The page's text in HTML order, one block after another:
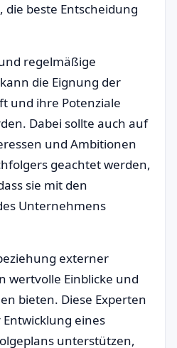
die beste Entscheidung
regelmäßige
die Eignung der
und ihre Potenziale
Dabei sollte auch auf
und Ambitionen
geachtet werden,
sie mit den
Unternehmens
externer
wertvolle Einblicke und
bieten. Diese Experten
eines
unterstützen,